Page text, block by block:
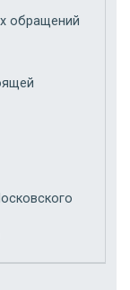
обращений